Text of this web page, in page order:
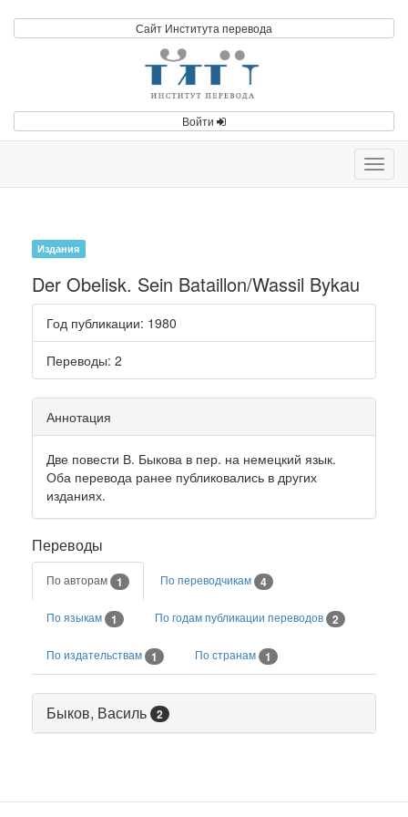
Сайт Института перевода
Войти
Издания
Der Obelisk. Sein Bataillon/Wassil Bykau
Год публикации: 1980
Переводы: 2
Аннотация
Две повести В. Быкова в пер. на немецкий язык.
Оба перевода ранее публиковались в других
изданиях.
Переводы
По авторам 1 По переводчикам 4
По языкам 1 По годам публикации переводов 2
По издательствам 1 По странам 1
Быков, Василь 2